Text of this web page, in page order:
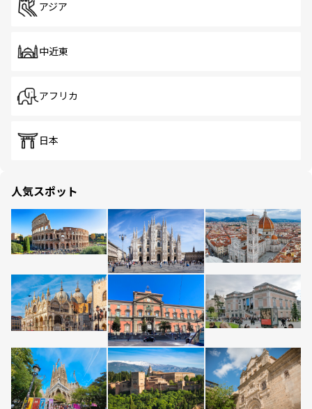
アジア
中近東
アフリカ
日本
人気スポット